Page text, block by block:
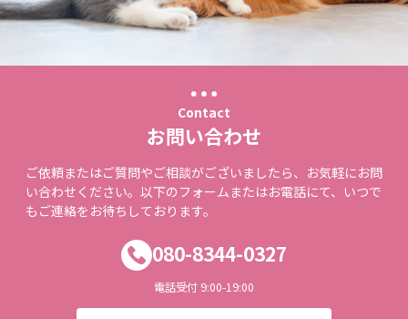
Contact
お問い合わせ
ご依頼またはご質問やご相談がございましたら、お気軽にお問
い合わせください。以下のフォームまたはお電話にて、いつで
もご連絡をお待ちしております。
080-8344-0327
電話受付 9:00-19:00